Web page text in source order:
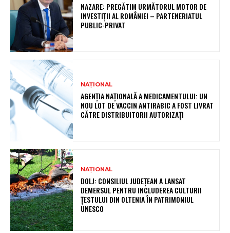
NAZARE: PREGĂTIM URMĂTORUL MOTOR DE
INVESTIȚII AL ROMÂNIEI – PARTENERIATUL
PUBLIC-PRIVAT
NAȚIONAL
AGENȚIA NAȚIONALĂ A MEDICAMENTULUI: UN
NOU LOT DE VACCIN ANTIRABIC A FOST LIVRAT
CĂTRE DISTRIBUITORII AUTORIZAȚI
NAȚIONAL
DOLJ: CONSILIUL JUDEȚEAN A LANSAT
DEMERSUL PENTRU INCLUDEREA CULTURII
ȚESTULUI DIN OLTENIA ÎN PATRIMONIUL
UNESCO